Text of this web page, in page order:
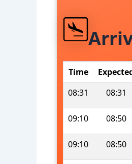
Time
08:31
08:31
09:10 08:50
09:10 08:50